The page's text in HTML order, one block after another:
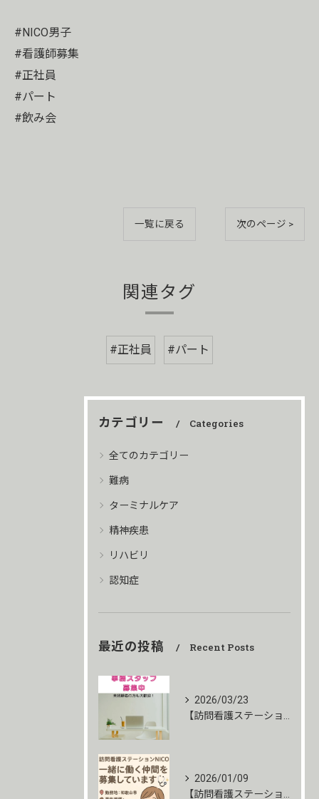
#NICO男子
#看護師募集
#正社員
#パート
#飲み会
一覧に戻る 次のページ >
関連タグ
#正社員 #パート
カテゴリー Categories
全てのカテゴリー
難病
ターミナルケア
精神疾患
リハビリ
認知症
最近の投稿 Recent Posts
2026/03/23
2026/01/09